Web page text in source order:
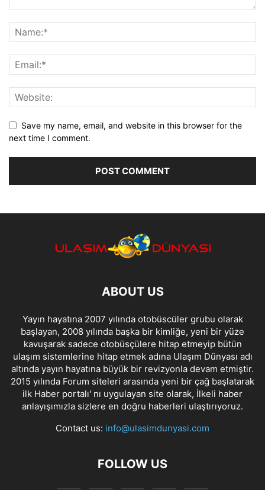
Save my name, email, and website in this browser for the
next time I comment.
ABOUT US
Yayın hayatına 2007 yılında otobüscüler grubu olarak
başlayan, 2008 yılında başka bir kimliğe, yeni bir yüze
kavuşarak sadece otobüsçülere hitap etmeyip bütün
ulaşım sistemlerine hitap etmek adına Ulaşım Dünyası adı
altında yayın hayatına büyük bir revizyonla devam etmiştir.
2015 yılında Forum siteleri arasında yeni bir çağ başlatarak
ilk Haber portalı' nı uygulayan site olarak, İlkeli haber
anlayışımızla sizlere en doğru haberleri ulaştırıyoruz.
Contact us: info@ulasimdunyasi.com
FOLLOW US